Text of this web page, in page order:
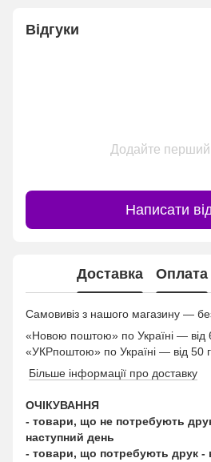
Відгуки
Додайте перший
Написати
Доставка Оплата
Самовивіз з нашого магазину —
«Новою поштою» по Україні — від
«УКРпоштою» по Україні — від 50
Більше інформації про доставку
ОЧІКУВАННЯ
- товари, що не потребують
наступний день
- товари, що потребують друк -